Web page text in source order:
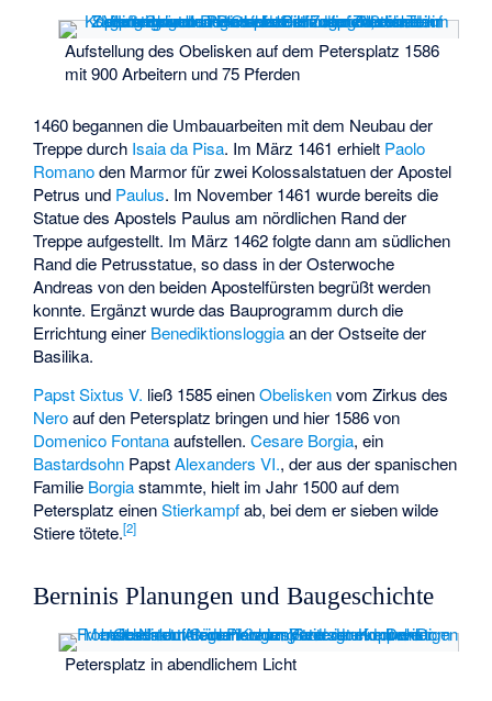
Aufstellung des Obelisken auf dem Petersplatz 1586
mit 900 Arbeitern und 75 Pferden
1460 begannen die Umbauarbeiten mit dem Neubau der
Treppe durch Isaia da Pisa. Im März 1461 erhielt Paolo
Romanoden Marmor für zwei Kolossalstatuen der Apostel
Petrus und Paulus. Im November 1461 wurde bereits die
Statue des Apostels Paulus am nördlichen Rand der
Treppe aufgestellt. Im März 1462 folgte dann am südlichen
Rand die Petrusstatue, so dass in der Osterwoche
Andreas von den beiden Apostelfürsten begrüßt werden
konnte. Ergänzt wurde das Bauprogramm durch die
Errichtung einer Benediktionsloggiaan der Ostseite der
Basilika.
Papst Sixtus V. ließ 1585 einenObeliskenvom Zirkus des
Neroauf den Petersplatz bringen und hier 1586 von
Domenico Fontanaaufstellen.Cesare Borgia, ein
Bastardsohn PapstAlexanders VI., der aus der spanischen
Familie Borgiastammte, hielt im Jahr 1500 auf dem
Petersplatz einenStierkampfab, bei dem er sieben wilde
Stiere tötete.[2]
Berninis Planungen und Baugeschichte
Petersplatz in abendlichem Licht